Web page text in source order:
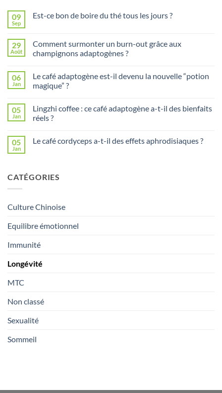
09
Sep
Est-ce bon de boire du thé tous les jours ?
Est-
ce
bon
du
thé
tous
29
Août
Comment surmonter un burn-out grâce aux
champignons adaptogènes ?
sur
Comment
surmonter
out
grâce
aux
?
06
Jan
Le café adaptogène est-il devenu la nouvelle “potion
magique” ?
sur
Le
café
il
?
05
Jan
Lingzhi coffee : ce café adaptogène a-t-il des bienfaits
réels ?
sur
adaptogène
des
bienfaits
?
05
Jan
Le café cordyceps a-t-il des effets aphrodisiaques ?
café
des
?
CATÉGORIES
Culture Chinoise
Equilibre émotionnel
Immunité
Longévité
MTC
Non classé
Sexualité
Sommeil